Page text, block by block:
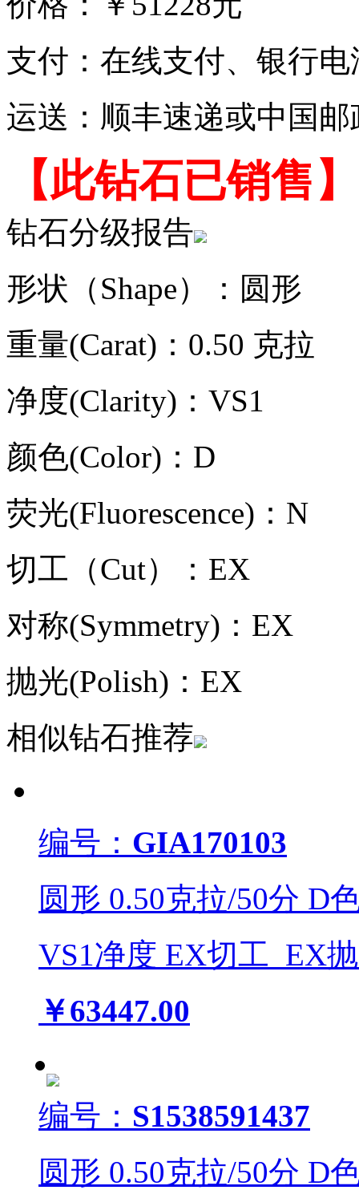
支付：在线支付、银行电
运送：顺丰速递或中国
【此钻石已销售】
钻石分级报告
形状（Shape）：圆形
重量(Carat)：0.50 克拉
净度(Clarity)：VS1
颜色(Color)：D
荧光(Fluorescence)：N
切工（Cut）：EX
对称(Symmetry)：EX
抛光(Polish)：EX
相似钻石推荐
编号： GIA170103
圆形 0.50克拉/50分 D
VS1净度 EX切工 EX
￥63447.00
编号： S1538591437
圆形 0.50克拉/50分 D